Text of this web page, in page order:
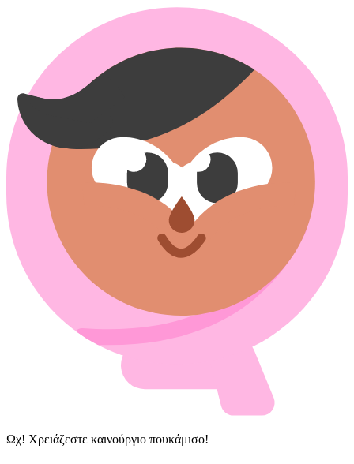
Ωχ! Χρειάζεστε καινούργιο πουκάμισο!